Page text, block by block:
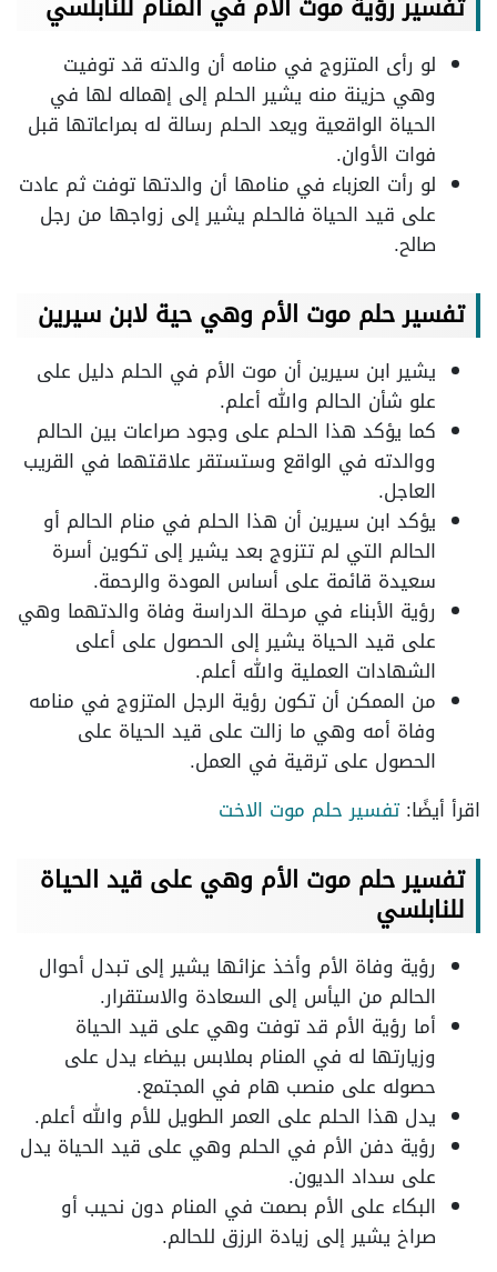
لو رأى المتزوج في منامه أن والدته قد توفيت
وهي حزينة منه يشير الحلم إلى إهماله لها في
الحياة الواقعية ويعد الحلم رسالة له بمراعاتها قبل
فوات الأوان.
لو رأت العزباء في منامها أن والدتها توفت ثم عادت
على قيد الحياة فالحلم يشير إلى زواجها من رجل
صالح.
تفسير حلم موت الأم وهي حية لابن سيرين
يشير ابن سيرين أن موت الأم في الحلم دليل على
علو شأن الحالم والله أعلم.
كما يؤكد هذا الحلم على وجود صراعات بين الحالم
ووالدته في الواقع وستستقر علاقتهما في القريب
العاجل.
يؤكد ابن سيرين أن هذا الحلم في منام الحالم أو
الحالم التي لم تتزوج بعد يشير إلى تكوين أسرة
سعيدة قائمة على أساس المودة والرحمة.
رؤية الأبناء في مرحلة الدراسة وفاة والدتهما وهي
على قيد الحياة يشير إلى الحصول على أعلى
الشهادات العملية والله أعلم.
من الممكن أن تكون رؤية الرجل المتزوج في منامه
وفاة أمه وهي ما زالت على قيد الحياة على
الحصول على ترقية في العمل.
اقرأ أيضًا:تفسير حلم موت الاخت
تفسير حلم موت الأم وهي على قيد الحياة
للنابلسي
رؤية وفاة الأم وأخذ عزائها يشير إلى تبدل أحوال
الحالم من اليأس إلى السعادة والاستقرار.
أما رؤية الأم قد توفت وهي على قيد الحياة
وزيارتها له في المنام بملابس بيضاء يدل على
حصوله على منصب هام في المجتمع.
يدل هذا الحلم على العمر الطويل للأم والله أعلم.
رؤية دفن الأم في الحلم وهي على قيد الحياة يدل
على سداد الديون.
البكاء على الأم بصمت في المنام دون نحيب أو
صراخ يشير إلى زيادة الرزق للحالم.